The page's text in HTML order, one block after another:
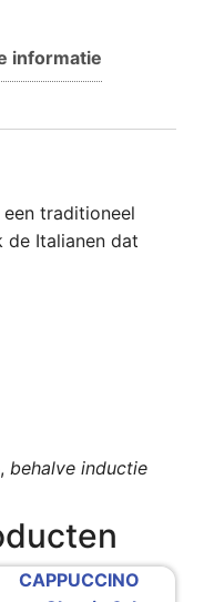
informatie
traditioneel
de Italianen dat
behalve inductie